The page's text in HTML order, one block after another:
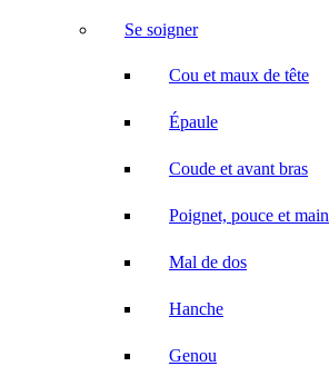
Se soigner
Cou et maux de tête
Épaule
Coude et avant bras
Poignet, pouce et main
Mal de dos
Hanche
Genou